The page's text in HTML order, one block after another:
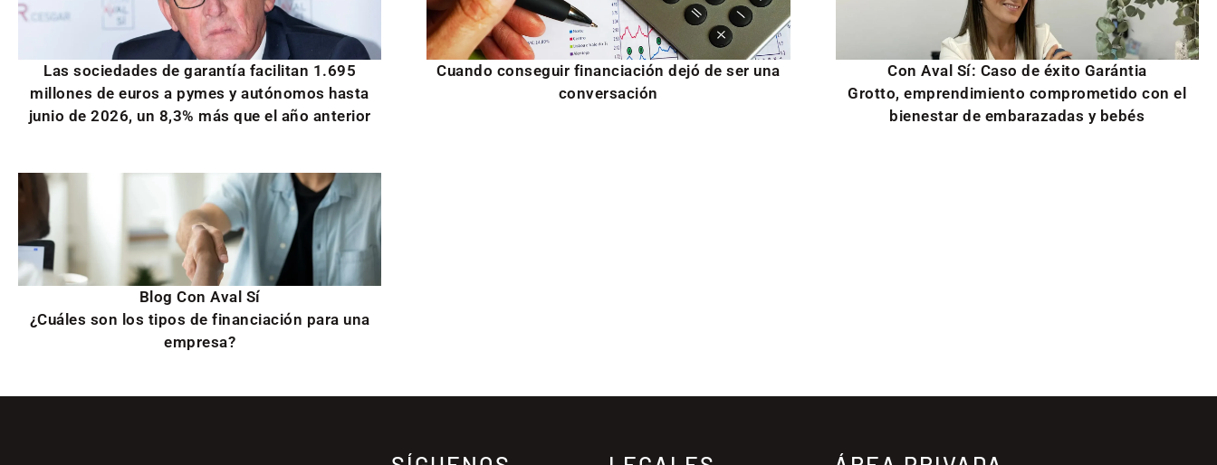
Las sociedades de garantía facilitan 1.695
millones de euros a pymes y autónomos hasta
junio de 2026, un 8,3% más que el año anterior
Cuando conseguir financiación dejó de ser una
conversación
Con Aval Sí: Caso de éxito Garántia
Grotto, emprendimiento comprometido con el
bienestar de embarazadas y bebés
Blog Con Aval Sí
¿Cuáles son los tipos de financiación para una
empresa?